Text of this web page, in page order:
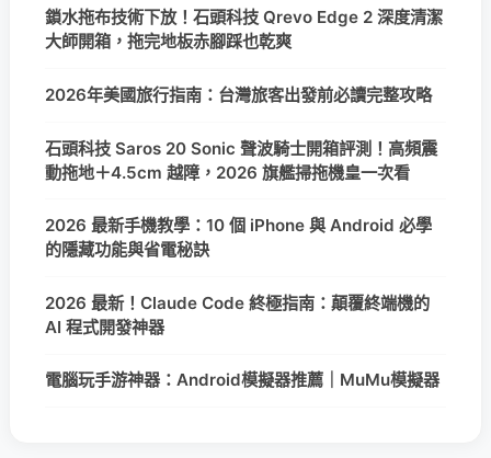
鎖水拖布技術下放！石頭科技 Qrevo Edge 2 深度清潔
大師開箱，拖完地板赤腳踩也乾爽
2026年美國旅行指南：台灣旅客出發前必讀完整攻略
石頭科技 Saros 20 Sonic 聲波騎士開箱評測！高頻震
動拖地＋4.5cm 越障，2026 旗艦掃拖機皇一次看
2026 最新手機教學：10 個 iPhone 與 Android 必學
的隱藏功能與省電秘訣
2026 最新！Claude Code 終極指南：顛覆終端機的
AI 程式開發神器
電腦玩手游神器：Android模擬器推薦｜MuMu模擬器